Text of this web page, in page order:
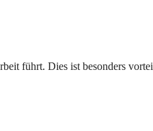
führt. Dies ist besonders